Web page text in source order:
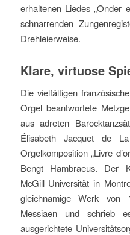
erhaltenen Liedes „Onder
schnarrenden
Drehleierweise.
Klare, virtuose
Die vielfältigen
Orgel beantwortete
aus adreten
Élisabeth Jacquet de
Orgelkomposition „Livre
Bengt Hambraeus. Der
McGill Universität in
gleichnamige Werk von
Messiaen und schrieb
ausgerichtete